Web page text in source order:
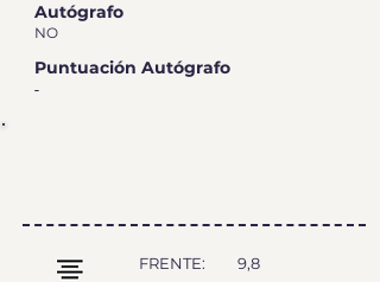
Autógrafo
NO
Puntuación Autógrafo
-
FRENTE:
9,8